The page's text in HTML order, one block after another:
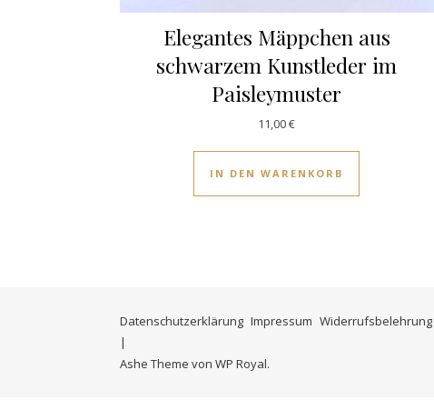
Elegantes Mäppchen aus
schwarzem Kunstleder im
Paisleymuster
11,00€
IN DEN WARENKORB
Datenschutzerklärung Impressum
Ashe Theme von WP Royal.